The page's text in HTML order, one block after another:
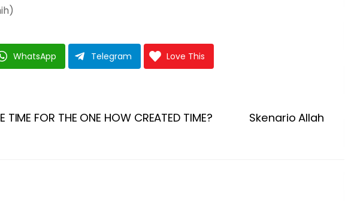
WhatsApp Telegram Love This
FOR THE ONE HOW CREATED TIME? Skenario Allah